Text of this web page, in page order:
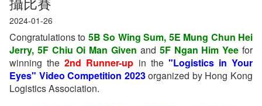
2024-01-26
Congratulations to 5B So Wing Sum, 5E Mung Chun Hei
Jerry, 5F Chiu Oi Man Given and 5F Ngan Him Yee for
winning the2nd Runner-up in the "Logistics in Your
Eyes" Video Competition 2023organized by Hong Kong
Logistics Association.